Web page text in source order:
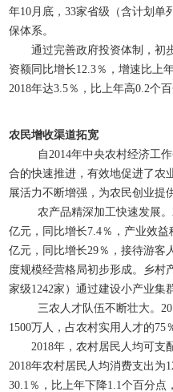
年10月底，33家省级（含计划
保体系。
通过完善政府投资体制，初步
资额同比增长12.3％，增速比上
2018年达3.5％，比上年高0.2个
农民增收渠道拓宽
自2014年中央农村经济工作
合的快速推进，有效地促进了农
展活力不断增强，为农民创业提
农产品精深加工快速发展。
亿元，同比增长7.4％，产业效
亿元，同比增长29％，接待游客
度规模经营格局初步形成。乡村
家级1242家）通过建设小产业集
三农人才队伍不断壮大。2018
1500万人，占农村实用人才的
2018年，农村居民人均可支配
2018年农村居民人均消费支出为
30.1％，比上年下降1.1个百分点